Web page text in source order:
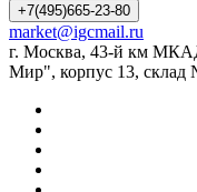
+7(495)665-23-80
market@igcmail.ru
г. Москва, 43-й км
Мир", корпус 13, склад